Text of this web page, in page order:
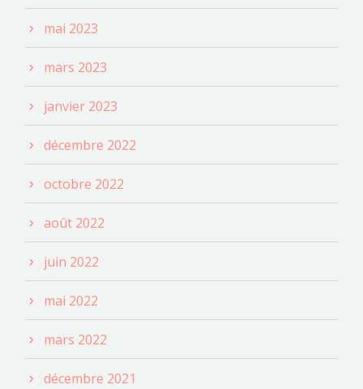
mai 2023
mars 2023
janvier 2023
décembre 2022
octobre 2022
août 2022
juin 2022
mai 2022
mars 2022
décembre 2021